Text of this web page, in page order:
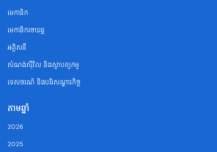
មេកានិក
មេកានិករថយន្ត
អគ្គិសនី
សំណង់ស៊ីវិល និងស្ថាបត្យកម្ម
ទេសចរណ័ និងបដិសណ្ឋារកិច្ច
តាមឆ្នាំ
2026
2025